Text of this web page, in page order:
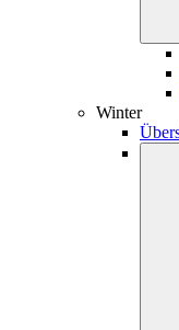
Winter